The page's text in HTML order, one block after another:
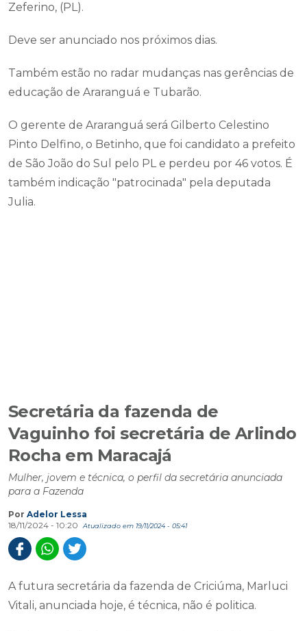
Zeferino, (PL).
Deve ser anunciado nos próximos dias.
Também estão no radar mudanças nas gerências de
educação de Araranguá e Tubarão.
O gerente de Araranguá será Gilberto Celestino
Pinto Delfino, o Betinho, que foi candidato a prefeito
de São João do Sul pelo PL e perdeu por 46 votos. É
também indicação "patrocinada" pela deputada
Julia.
Secretária da fazenda de
Vaguinho foi secretária de Arlindo
Rocha em Maracajá
Mulher, jovem e técnica, o perfil da secretária anunciada
para a Fazenda
Por Adelor Lessa
18/11/2024 - 10:20
Atualizado em 19/11/2024 - 05:41
A futura secretária da fazenda de Criciúma, Marluci
Vitali, anunciada hoje, é técnica, não é politica.